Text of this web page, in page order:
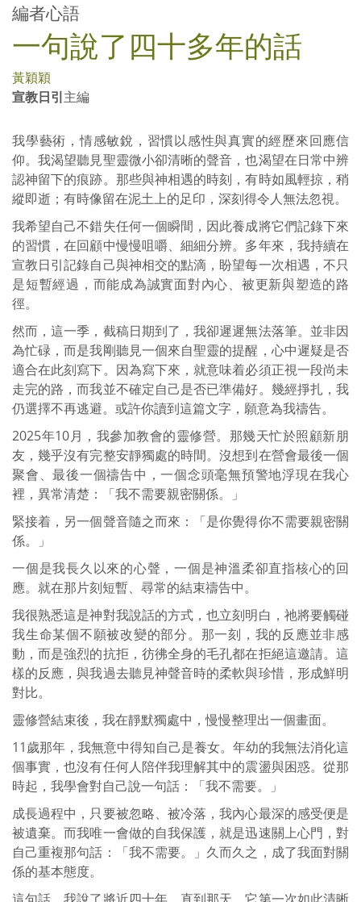
編者心語
一句說了四十多年的話
黃穎穎
宣教日引主編
我學藝術，情感敏銳，習慣以感性與真實的經歷來回應信
仰。我渴望聽見聖靈微小卻清晰的聲音，也渴望在日常中辨
認神留下的痕跡。那些與神相遇的時刻，有時如風輕掠，稍
縱即逝；有時像留在泥土上的足印，深刻得令人無法忽視。
我希望自己不錯失任何一個瞬間，因此養成將它們記錄下來
的習慣，在回顧中慢慢咀嚼、細細分辨。多年來，我持續在
宣教日引記錄自己與神相交的點滴，盼望每一次相遇，不只
是短暫經過，而能成為誠實面對內心、被更新與塑造的路
徑。
然而，這一季，截稿日期到了，我卻遲遲無法落筆。並非因
為忙碌，而是我剛聽見一個來自聖靈的提醒，心中遲疑是否
適合在此刻寫下。因為寫下來，就意味着必須正視一段尚未
走完的路，而我並不確定自己是否已準備好。幾經掙扎，我
仍選擇不再逃避。或許你讀到這篇文字，願意為我禱告。
2025年10月，我參加教會的靈修營。那幾天忙於照顧新朋
友，幾乎沒有完整安靜獨處的時間。沒想到在營會最後一個
聚會、最後一個禱告中，一個念頭毫無預警地浮現在我心
裡，異常清楚：「我不需要親密關係。」
緊接着，另一個聲音隨之而來：「是你覺得你不需要親密關
係。」
一個是我長久以來的心聲，一個是神溫柔卻直指核心的回
應。就在那片刻短暫、尋常的結束禱告中。
我很熟悉這是神對我說話的方式，也立刻明白，祂將要觸碰
我生命某個不願被改變的部分。那一刻，我的反應並非感
動，而是強烈的抗拒，彷彿全身的毛孔都在拒絕這邀請。這
樣的反應，與我過去聽見神聲音時的柔軟與珍惜，形成鮮明
對比。
靈修營結束後，我在靜默獨處中，慢慢整理出一個畫面。
11歲那年，我無意中得知自己是養女。年幼的我無法消化這
個事實，也沒有任何人陪伴我理解其中的震盪與困惑。從那
時起，我學會對自己說一句話：「我不需要。」
成長過程中，只要被忽略、被冷落，我內心最深的感受便是
被遺棄。而我唯一會做的自我保護，就是迅速關上心門，對
自己重複那句話：「我不需要。」久而久之，成了我面對關
係的基本態度。